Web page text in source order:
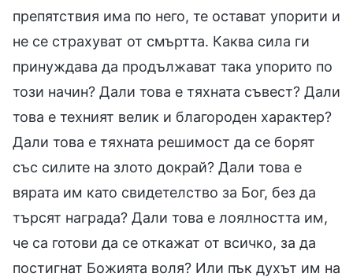
препятствия има по него, те остават упорити и
не се страхуват от смъртта. Каква сила ги
принуждава да продължават така упорито по
този начин? Дали това е тяхната съвест? Дали
това е техният велик и благороден характер?
Дали това е тяхната решимост да се борят
със силите на злото докрай? Дали това е
вярата им като свидетелство за Бог, без да
търсят награда? Дали това е лоялността им,
че са готови да се откажат от всичко, за да
постигнат Божията воля? Или пък духът им на